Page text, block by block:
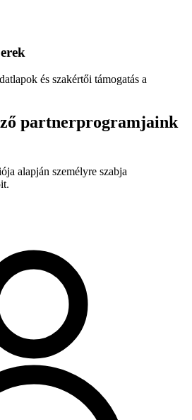
és szakértői támogatás a
partnerprogramjaink
alapján személyre szabja